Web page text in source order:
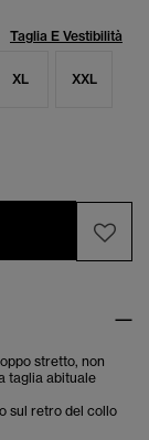
Taglia E Vestibilità
XL XXL
stretto, non
taglia abituale
sul retro del collo